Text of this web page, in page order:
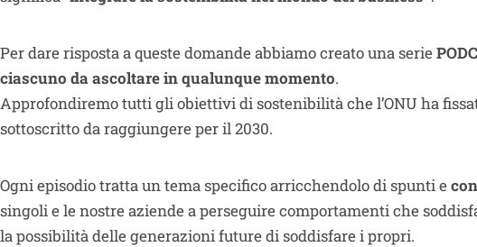
Per dare risposta a queste domande abbiamo creato una serie
ciascuno da ascoltare in qualunque momento.
Approfondiremo tutti gli obiettivi di sostenibilità che l’ONU ha
sottoscritto da raggiungere per il 2030.
Ogni episodio tratta un tema specifico arricchendolo di spunti e
singoli e le nostre aziende a perseguire comportamenti che
la possibilità delle generazioni future di soddisfare i propri.